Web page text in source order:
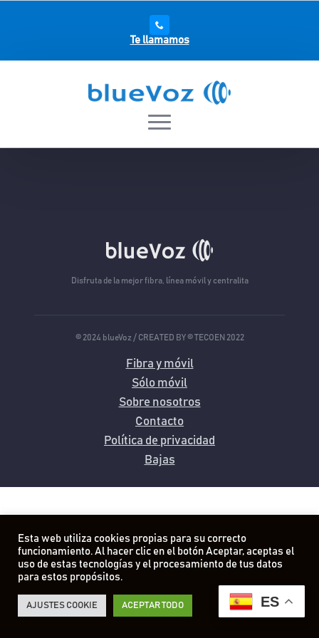
Te llamamos
Disfruta de la mejor fibra, línea móvil y centralita
© 2024 blueVoz / CREATED BY © TECOEN 2022
Fibra y móvil
Sólo móvil
Sobre nosotros
Contacto
Política de privacidad
Bajas
Esta web utiliza cookies propias para su correcto
funcionamiento. Al hacer clic en el botón Aceptar, aceptas el
uso de estas tecnologías y el procesamiento de tus datos
para estos propósitos.
AJUSTES COOKIE ACEPTAR TODO ES